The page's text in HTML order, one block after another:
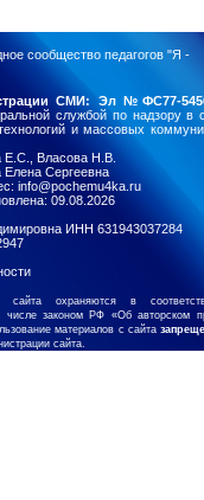
сообщество педагогов "Я -
СМИ: Эл №ФС77-
службой по надзору в
и массовых
Е.С., Власова Н.В.
Елена Сергеевна
info@pochemu4ka.ru
09.08.2026
ИНН 631943037284
охраняются в
числе законом РФ «Об авторском
материалов с сайта
сайта.